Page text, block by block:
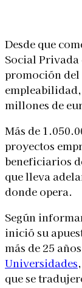
Desde que
Social
promoción del
millones de
Más de
proyectos
beneficiarios
que lleva
donde opera.
Según
inició su
más de 25
Universidades
que se